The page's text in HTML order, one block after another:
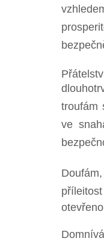
troufám
ve